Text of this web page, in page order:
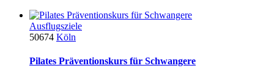
Ausflugsziele
50674 Köln
Pilates Präventionskurs für Schwangere